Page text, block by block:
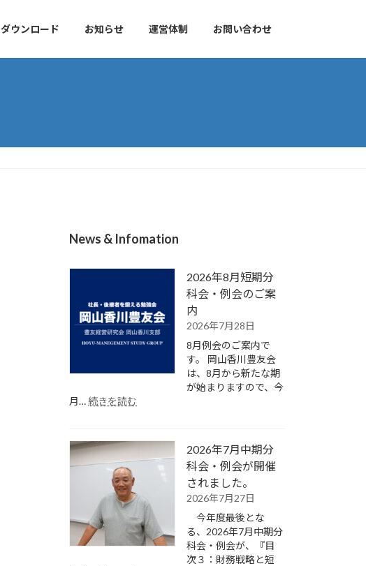
ダウンロード お知らせ 運営体制 お問い合わせ
News & Infomation
2026年8月短期分
科会・例会のご案
内
2026年7月28日
8月例会のご案内で
す。 岡山香川豊友会
は、8月から新たな期
が始まりますので、今
月…続きを読む
2026
月
短
分
科
会・
例
会
2026年7月中期分
科会・例会が開催
されました。
2026年7月27日
今年度最後とな
る、2026年7月中期分
科会・例会が、『目
次３：財務戦略と短